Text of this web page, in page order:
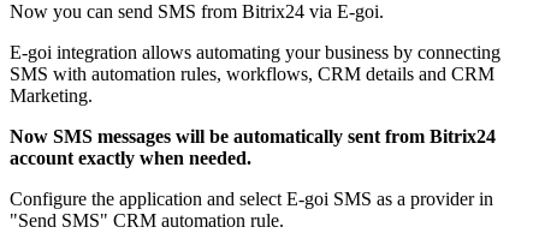
Now you can send SMS from Bitrix24 via E-goi.
E-goi integration allows automating your business by connecting
SMS with automation rules, workflows, CRM details and CRM
Marketing.
Now SMS messages will be automatically sent from Bitrix24
account exactly when needed.
Configure the application and select E-goi SMS as a provider in
"Send SMS" CRM automation rule.